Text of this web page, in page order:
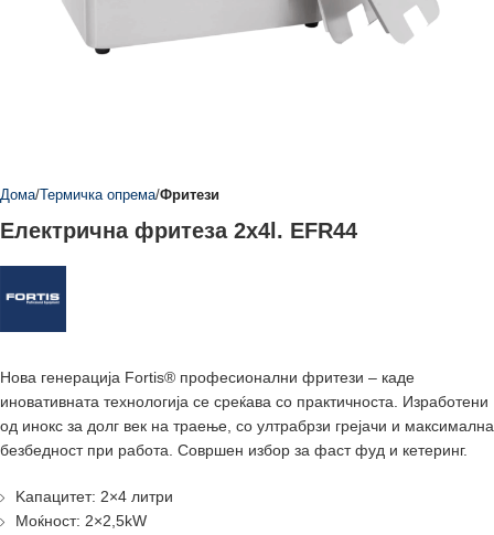
Дома Термичка опрема Фритези
Електрична фритеза 2x4l. EFR44
Нова генерација Fortis® професионални фритези – каде
иновативната технологија се среќава со практичноста. Изработени
од инокс за долг век на траење, со ултрабрзи грејачи и максимална
безбедност при работа. Совршен избор за фаст фуд и кетеринг.
Kaпацитет: 2×4 литри
Моќност: 2×2,5kW